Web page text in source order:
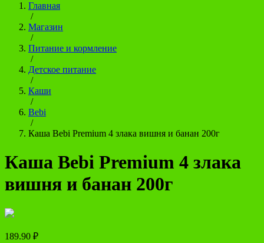
Главная
/
Магазин
/
Питание и кормление
/
Детское питание
/
Каши
/
Bebi
/
Каша Bebi Premium 4 злака вишня и банан 200г
Каша Bebi Premium 4 злака
вишня и банан 200г
189.90 ₽